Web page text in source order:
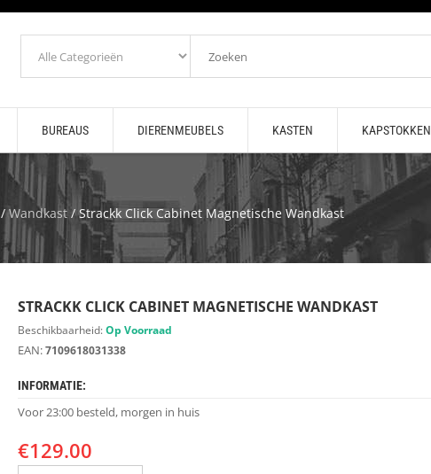
BUREAUS DIERENMEUBELS KASTEN KAPSTOKKEN
/Wandkast/ Strackk Click Cabinet Magnetische Wandkast
STRACKK CLICK CABINET MAGNETISCHE WANDKAST
Beschikbaarheid:Op Voorraad
EAN:7109618031338
INFORMATIE:
Voor 23:00 besteld, morgen in huis
€129.00